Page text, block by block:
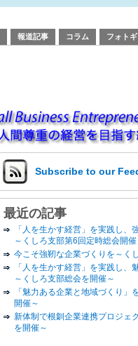
報道記事 コラム フォト
Subscribe to our
最近の記事
「人を生かす経営」を実践し、
～くしろ支部第6回定時総会開催
今こそ強靭な企業づくりを～く
「人を生かす経営」を実践し、
～くしろ支部総会を開催～
「魅力ある企業と地域づくり」
開催～
新体制で根釧企業連携プロジェ
を開催～